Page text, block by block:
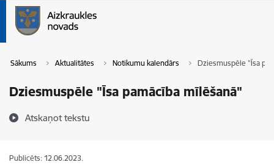
Sākums Aktualitātes Notikumu kalendārs Dziesmuspēle "Īsa
Dziesmuspēle "Īsa pamācība mīlēšanā"
Atskaņot tekstu
Publicēts: 12.06.2023.